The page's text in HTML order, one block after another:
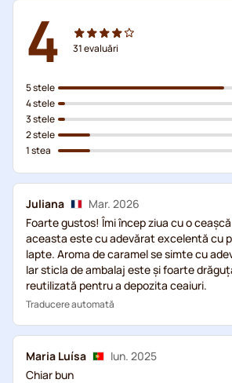
4 31evaluări
5 stele
4 stele
3 stele
2 stele
1 stea
Juliana
Mar. 2026
Foarte gustos! Îmi încep ziua cu o
aceasta este cu adevărat excelentă cu
lapte. Aroma de caramel se simte cu
Iar sticla de ambalaj este și foarte
reutilizată pentru a depozita ceaiuri.
Traducere automată
Maria Luísa
Iun. 2025
Chiar bun